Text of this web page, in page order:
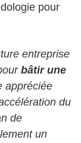
pour
entreprise
bâtir une
appréciée
du
de
un